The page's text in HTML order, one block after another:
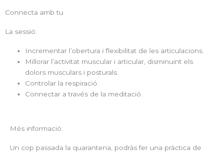
Connecta amb tu
La sessió:
Incrementar l’obertura i flexibilitat de les articulacions.
Millorar l’activitat muscular i articular, disminuint els
dolors musculars i posturals.
Controlar la respiració.
Connectar a través de la meditació.
Més informació:
Un cop passada la quarantena, podràs fer una pràctica de